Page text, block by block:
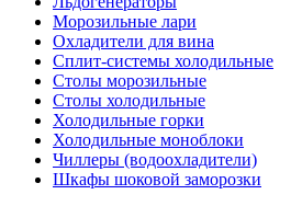
Морозильные лари
Охладители для вина
Сплит-системы холодильные
Столы морозильные
Столы холодильные
Холодильные горки
Холодильные моноблоки
Чиллеры (водоохладители)
Шкафы шоковой заморозки